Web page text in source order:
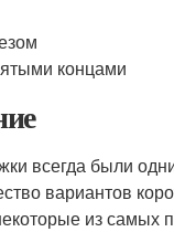
концами
всегда были
вариантов
из самых